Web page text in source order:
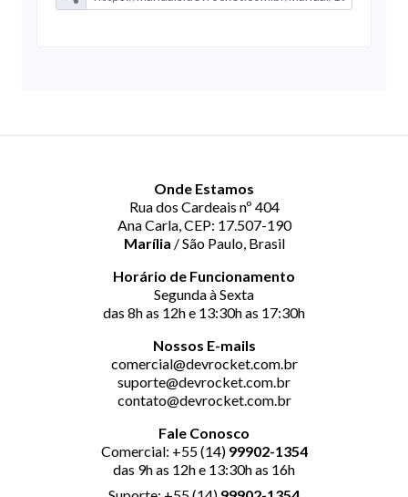
Onde Estamos
Rua dos Cardeais nº 404
Ana Carla, CEP: 17.507-190
Marília / São Paulo, Brasil
Horário de Funcionamento
Segunda à Sexta
das 8h as 12h e 13:30h as 17:30h
Nossos E-mails
comercial@devrocket.com.br
suporte@devrocket.com.br
contato@devrocket.com.br
Fale Conosco
Comercial: +55 (14) 99902-1354
das 9h as 12h e 13:30h as 16h